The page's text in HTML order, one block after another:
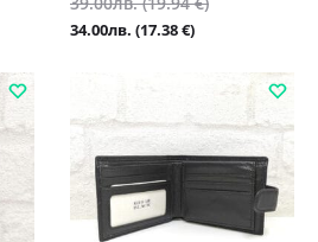
39.00лв.
(19.94
€).
34.00лв. (17.38 €)Текущата
34.00лв.
(17.38
€).